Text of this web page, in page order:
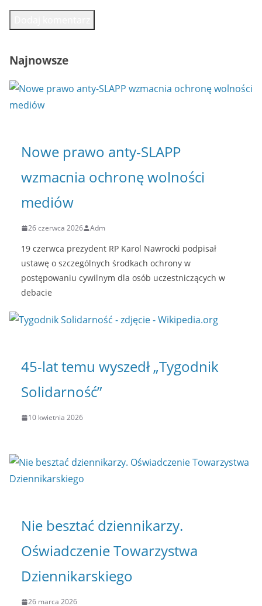
Najnowsze
Nowe prawo anty-SLAPP
wzmacnia ochronę wolności
mediów
26 czerwca 2026 Adm
19 czerwca prezydent RP Karol Nawrocki podpisał
ustawę o szczególnych środkach ochrony w
postępowaniu cywilnym dla osób uczestniczących w
debacie
45-lat temu wyszedł „Tygodnik
Solidarność”
10 kwietnia 2026
Nie besztać dziennikarzy.
Oświadczenie Towarzystwa
Dziennikarskiego
26 marca 2026